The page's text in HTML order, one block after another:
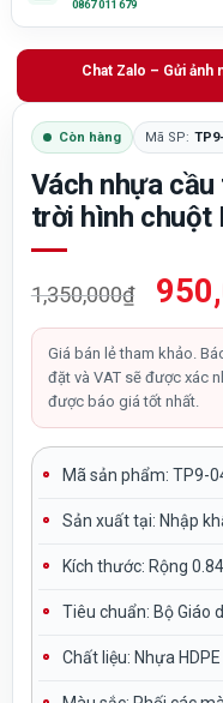
0867 011 679
Chat Zalo – Gửi ảnh
Còn hàng Mã SP:
Vách nhựa
trời hình chuột
1,350,000₫
Giá
gốc
là:
Giá bán lẻ tham khảo.
đặt và VAT sẽ được xác
được báo giá tốt nhất.
Mã sản phẩm: TP9-
Sản xuất tại: Nhập
Kích thước: Rộng
Tiêu chuẩn: Bộ Giáo
Chất liệu: Nhựa